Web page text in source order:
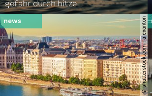
gefahr durch hitze
© shutterstock.com | alexanton